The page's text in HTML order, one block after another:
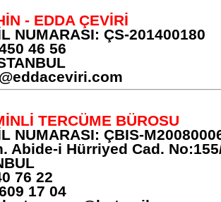
- EDDA ÇEVİRİ
NUMARASI: ÇS-201400180
46 56
TERCÜME BÜROSU
NUMARASI: ÇBIS-
Abide-i Hürriyed Cad.
76 22
17 04